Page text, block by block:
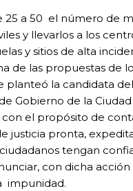
25 a 50 el número de
y llevarlos a los
y sitios de alta
de las propuestas de
planteó la candidata
Gobierno de la
con el propósito de
justicia pronta,
tengan
con dicha acción
impunidad.